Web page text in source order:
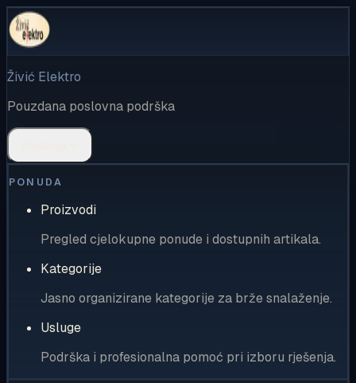
Živić Elektro
Pouzdana poslovna podrška
PONUDA
Proizvodi
Pregled cjelokupne ponude i dostupnih artikala.
Kategorije
Jasno organizirane kategorije za brže snalaženje.
Usluge
Podrška i profesionalna pomoć pri izboru rješenja.